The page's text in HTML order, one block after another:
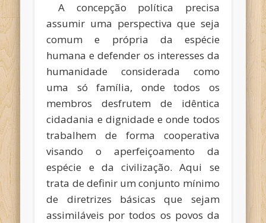
A concepção política precisa
assumir uma perspectiva que seja
comum e própria da espécie
humana e defender os interesses da
humanidade considerada como
uma só família, onde todos os
membros desfrutem de idêntica
cidadania e dignidade e onde todos
trabalhem de forma cooperativa
visando o aperfeiçoamento da
espécie e da civilização. Aqui se
trata de definir um conjunto mínimo
de diretrizes básicas que sejam
assimiláveis por todos os povos da